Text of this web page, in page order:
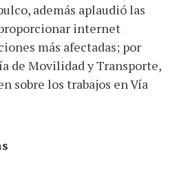
además aplaudió las
internet
más afectadas; por
de Movilidad y Transporte,
sobre los trabajos en Vía